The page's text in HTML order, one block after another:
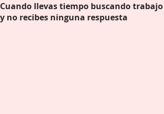
Cuando llevas tiempo buscando trabajo
y no recibes ninguna respuesta